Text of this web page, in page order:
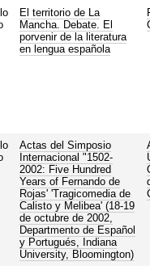
El territorio de La
Mancha. Debate. El
porvenir de la literatura
en lengua española
Actas del Simposio
Internacional "1502-
2002: Five Hundred
Years of Fernando de
Rojas' 'Tragicomedia de
Calisto y Melibea' (18-19
de octubre de 2002,
Departmento de Español
y Portugués, Indiana
University, Bloomington)